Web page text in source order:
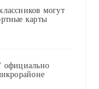
могут
карты
официально